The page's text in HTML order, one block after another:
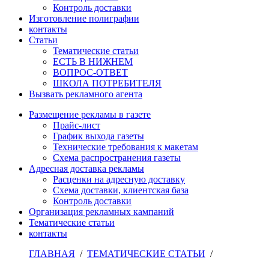
Контроль доставки
Изготовление полиграфии
контакты
Статьи
Тематические статьи
ЕСТЬ В НИЖНЕМ
ВОПРОС-ОТВЕТ
ШКОЛА ПОТРЕБИТЕЛЯ
Вызвать рекламного агента
Размещение рекламы в газете
Прайс-лист
График выхода газеты
Технические требования к макетам
Схема распространения газеты
Адресная доставка рекламы
Расценки на адресную доставку
Схема доставки, клиентская база
Контроль доставки
Организация рекламных кампаний
Тематические статьи
контакты
ГЛАВНАЯ / ТЕМАТИЧЕСКИЕ СТАТЬИ /